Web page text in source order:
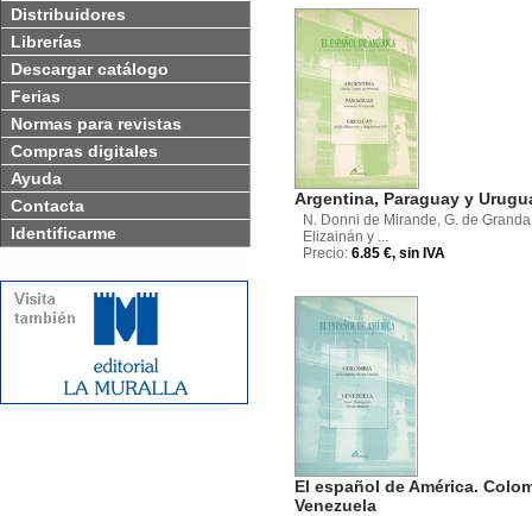
Distribuidores
Librerías
Descargar catálogo
Ferias
Normas para revistas
Compras digitales
Ayuda
Contacta
Identificarme
Argentina, Paraguay y
N. Donni de Mirande, G. de
Elizainán y ...
Precio: 6.85 €, sin IVA
El español de América.
Venezuela